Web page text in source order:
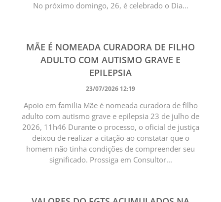
No próximo domingo, 26, é celebrado o Dia...
MÃE É NOMEADA CURADORA DE FILHO
ADULTO COM AUTISMO GRAVE E
EPILEPSIA
23/07/2026 12:19
Apoio em família Mãe é nomeada curadora de filho
adulto com autismo grave e epilepsia 23 de julho de
2026, 11h46 Durante o processo, o oficial de justiça
deixou de realizar a citação ao constatar que o
homem não tinha condições de compreender seu
significado. Prossiga em Consultor...